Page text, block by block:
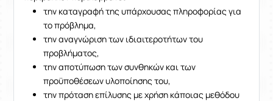
την καταγραφή της υπάρχουσας πληροφορίας για
το πρόβλημα,
την αναγνώριση των ιδιαιτεροτήτων του
προβλήματος,
την αποτύπωση των συνθηκών και των
προϋποθέσεων υλοποίησης του,
την πρόταση επίλυσης με χρήση κάποιας μεθόδου